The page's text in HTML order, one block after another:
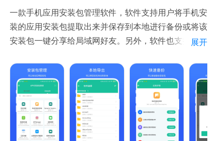
一款手机应用安装包管理软件，软件支持用户将手机安
装的应用安装包提取出来并保存到本地进行备份或将该
安装包一键分享给局域网好友。另外，软件也支持提取
展开